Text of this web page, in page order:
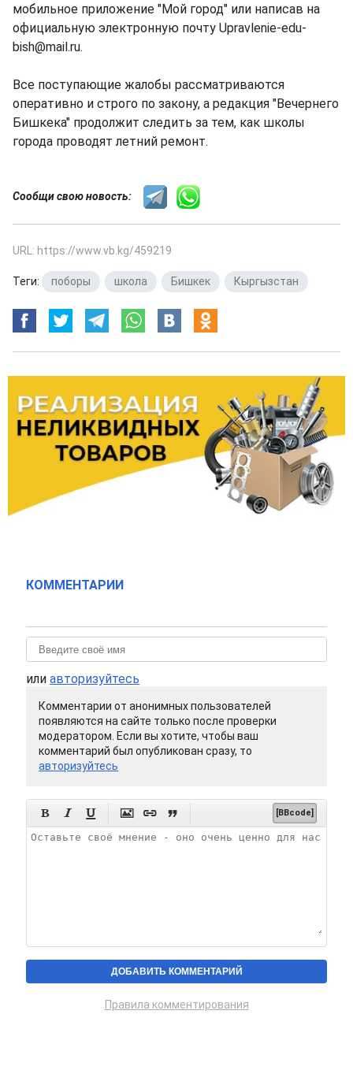
мобильное приложение "Мой город" или написав на
официальную электронную почту Upravlenie-edu-
bish@mail.ru.
Все поступающие жалобы рассматриваются
оперативно и строго по закону, а редакция "Вечернего
Бишкека" продолжит следить за тем, как школы
города проводят летний ремонт.
Сообщи свою новость:
URL: https://www.vb.kg/459219
Теги: поборы школа Бишкек Кыргызстан
КОММЕНТАРИИ
или авторизуйтесь
Комментарии от анонимных пользователей
появляются на сайте только после проверки
модератором. Если вы хотите, чтобы ваш
комментарий был опубликован сразу, то
авторизуйтесь
      [BBcode]
Правила комментирования